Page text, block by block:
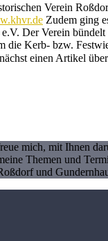
Verein
Zudem ging
Der Verein
die Kerb- bzw.
einen Artikel
mich, mit Ihnen
Themen und
und